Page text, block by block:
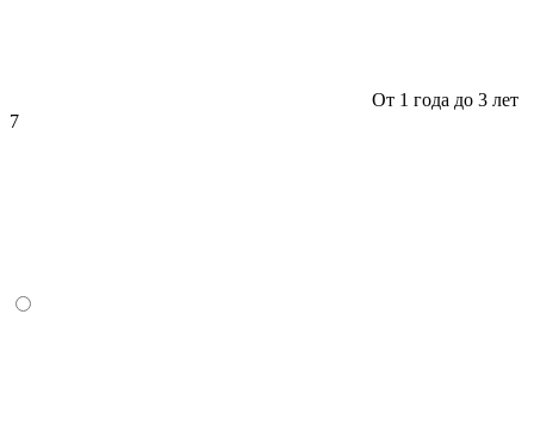
От 1 года до 3 лет
7